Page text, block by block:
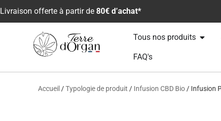
Livraison offerte à partir de 80€ d’achat*
Tous nos produits
FAQ's
Accueil /Typologie de produit / Infusion CBD Bio/ Infusion